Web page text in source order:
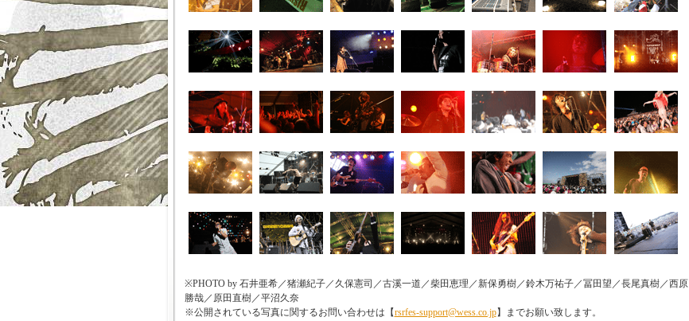
※PHOTO by 石井亜希／猪瀬紀子／久保憲司／古溪一道／柴田恵理／新保勇樹／鈴木万祐子／冨田望／長尾真樹／西原
勝哉／原田直樹／平沼久奈
※公開されている写真に関するお問い合わせは【rsrfes-support@wess.co.jp】までお願い致します。